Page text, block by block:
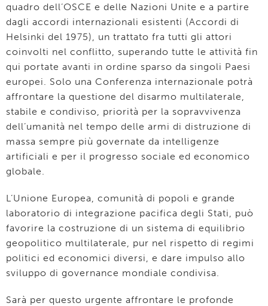
quadro dell’OSCE e delle Nazioni Unite e a partire
dagli accordi internazionali esistenti (Accordi di
Helsinki del 1975), un trattato fra tutti gli attori
coinvolti nel conflitto, superando tutte le attività fin
qui portate avanti in ordine sparso da singoli Paesi
europei. Solo una Conferenza internazionale potrà
affrontare la questione del disarmo multilaterale,
stabile e condiviso, priorità per la sopravvivenza
dell’umanità nel tempo delle armi di distruzione di
massa sempre più governate da intelligenze
artificiali e per il progresso sociale ed economico
globale.
L’Unione Europea, comunità di popoli e grande
laboratorio di integrazione pacifica degli Stati, può
favorire la costruzione di un sistema di equilibrio
geopolitico multilaterale, pur nel rispetto di regimi
politici ed economici diversi, e dare impulso allo
sviluppo di governance mondiale condivisa.
Sarà per questo urgente affrontare le profonde